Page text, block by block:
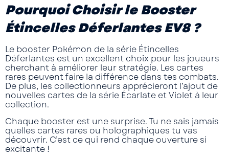
Pourquoi Choisir le Booster
Étincelles Déferlantes EV8?
Le booster Pokémon de la série Étincelles
Déferlantes est un excellent choix pour les joueurs
cherchant à améliorer leur stratégie. Les cartes
rares peuvent faire la différence dans tes combats.
De plus, les collectionneurs apprécieront l’ajout de
nouvelles cartes de la série Écarlate et Violet à leur
collection.
Chaque booster est une surprise. Tu ne sais jamais
quelles cartes rares ou holographiques tu vas
découvrir. C’est ce qui rend chaque ouverture si
excitante !